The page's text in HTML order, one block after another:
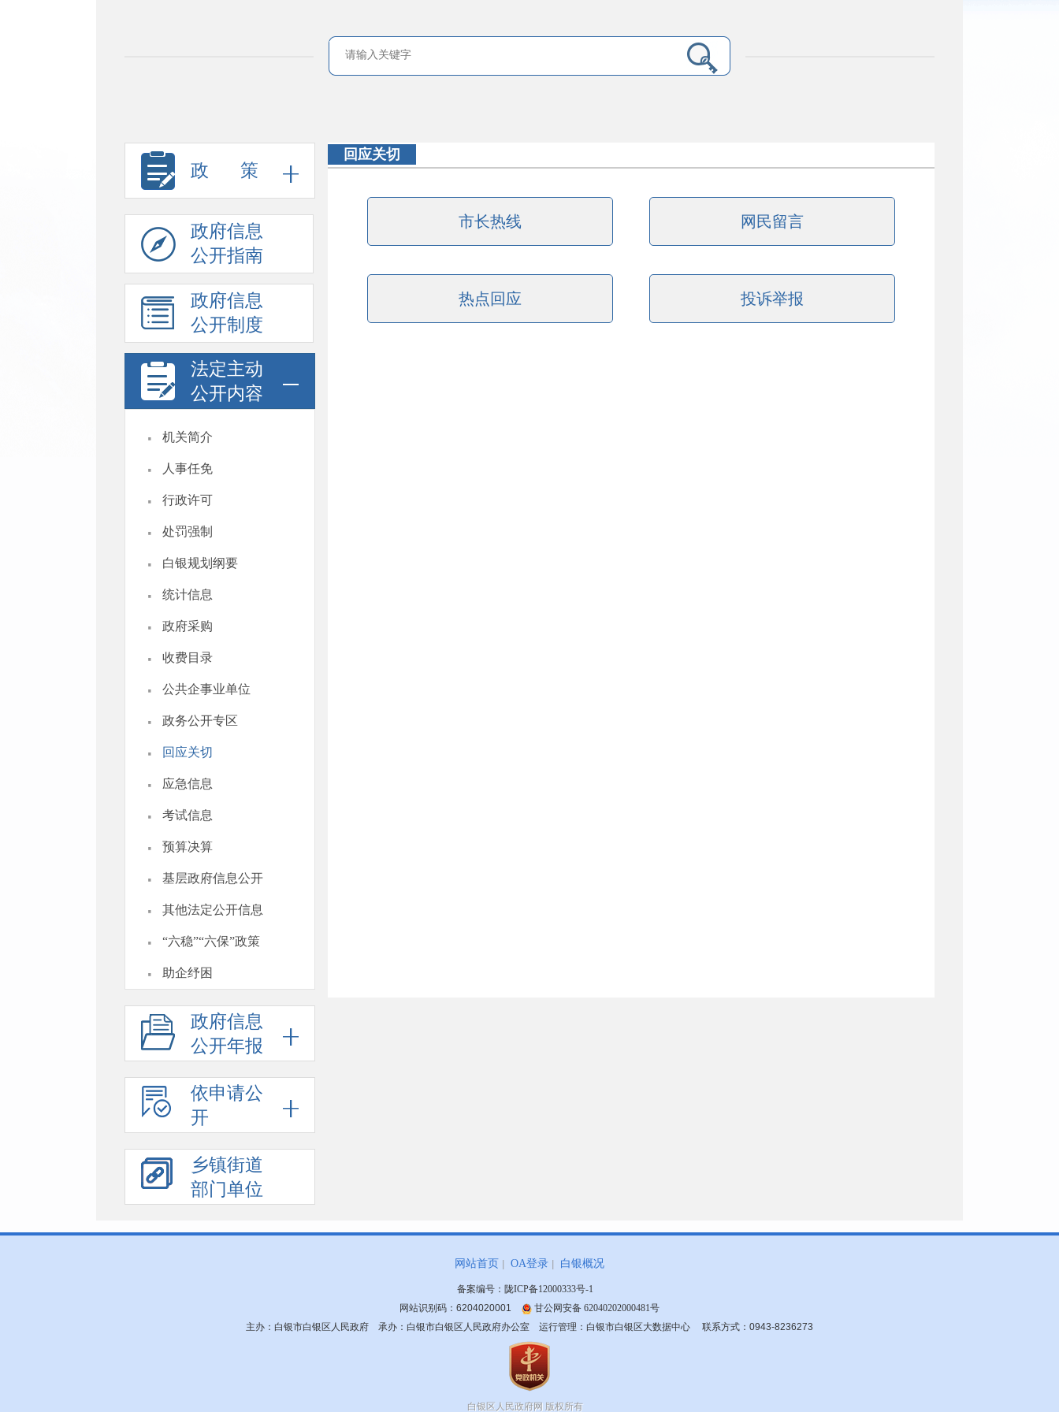
政 策
政府信息
公开指南
政府信息
公开制度
法定主动
公开内容
· 机关简介
· 人事任免
· 行政许可
· 处罚强制
· 白银规划纲要
· 统计信息
· 政府采购
· 收费目录
· 公共企事业单位
· 政务公开专区
· 回应关切
· 应急信息
· 考试信息
· 预算决算
· 基层政府信息公开
· 其他法定公开信息
· “六稳”“六保”政策
· 助企纾困
政府信息
公开年报
依申请公
开
乡镇街道
部门单位
回应关切
市长热线 网民留言
热点回应 投诉举报
网站首页 OA登录 白银概况
备案编号： 陇ICP备12000333号-1
网站识别码：6204020001
甘公网安备 62040202000481号
主办：白银市白银区人民政府 承办：白银市白银区人民政府办公室 运行管理：白银市白银区大数据中心 联系方式：0943-8236273
白银区人民政府网版权所有